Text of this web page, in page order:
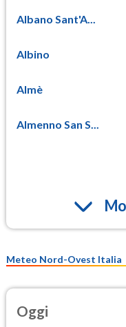
Albano Sant'A...
Albino
Almè
Almenno San S...
Meteo Nord-Ovest Italia
Oggi